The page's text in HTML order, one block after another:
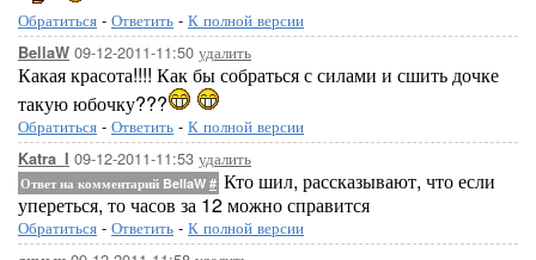
Обратиться - Ответить - К полной версии
BellaW 09-12-2011-11:50 удалить
Какая красота!!!! Как бы собраться с силами и сшить дочке
такую юбочку???
Обратиться - Ответить - К полной версии
Katra_I 09-12-2011-11:53 удалить
Ответ на комментарий BellaW # Кто шил, рассказывают, что если
упереться, то часов за 12 можно справится
Обратиться - Ответить - К полной версии